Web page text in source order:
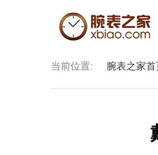
当前位置: 腕表之家首